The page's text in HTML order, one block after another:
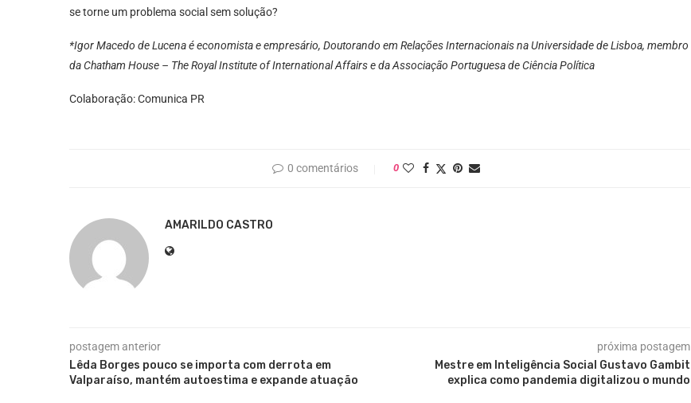
se torne um problema social sem solução?
*Igor Macedo de Lucena é economista e empresário, Doutorando em Relações Internacionais na Universidade de Lisboa, membro
da Chatham House – The Royal Institute of International Affairs e da Associação Portuguesa de Ciência Política
Colaboração: Comunica PR
0 comentários 0
AMARILDO CASTRO
postagem anterior
Lêda Borges pouco se importa com derrota em
Valparaíso, mantém autoestima e expande atuação
próxima postagem
Mestre em Inteligência Social Gustavo Gambit
explica como pandemia digitalizou o mundo